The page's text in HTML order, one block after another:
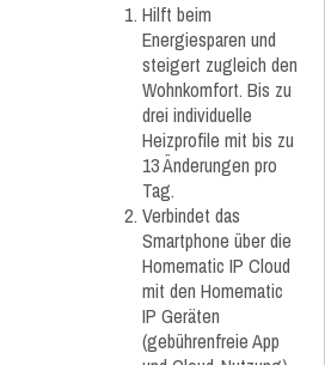
Hilft beim
Energiesparen und
steigert zugleich den
Wohnkomfort. Bis zu
drei individuelle
Heizprofile mit bis zu
13 Änderungen pro
Tag.
Verbindet das
Smartphone über die
Homematic IP Cloud
mit den Homematic
IP Geräten
(gebührenfreie App